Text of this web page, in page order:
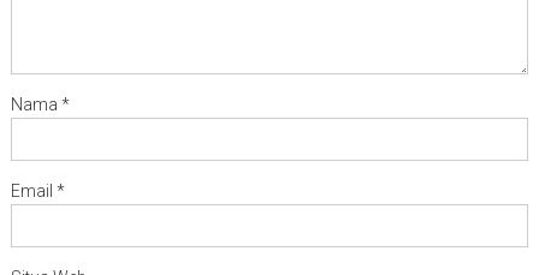
Nama *
Email *